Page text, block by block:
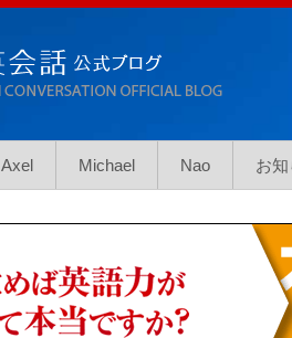
Axel Michael Nao お